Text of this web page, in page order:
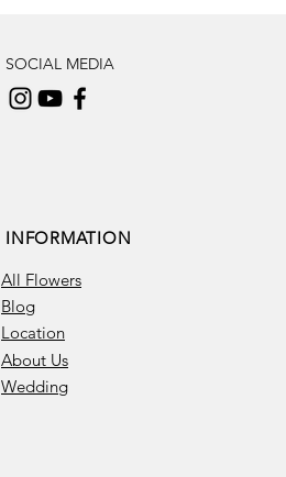
SOCIAL MEDIA
INFORMATION
All Flowers
Blog
Location
About Us
Wedding